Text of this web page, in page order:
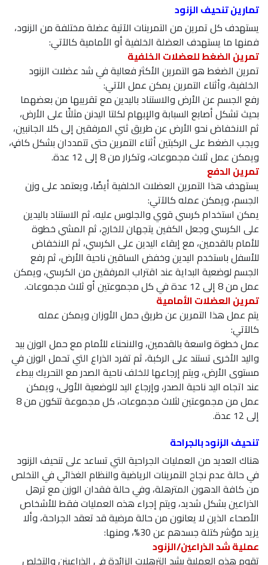
تمارين تنحيف الزنود
يستهدف كل تمرين من التمرينات الآتية عضلة مختلفة من الزنود،
فمنها ما يستهدف العضلة الخلفية أو الأمامية كالآتي:
تمرين الضغط للعضلات الخلفية
تمرين الضغط هو التمرين الأكثر فعالية في شد عضلات الزنود
الخلفية، وأثناء التمرين يمكن عمل الآتي:
رفع الجسم عن الأرض والاستناد باليدين مع تقريبها من بعضهما
بحيث تشكل أصابع السبابة والإبهام لكلتا اليدنن مثلثًا على الأرض،
ثم الانخفاض نحو الأرض عن طريق ثني المرفقين إلى كلا الجانبين،
ويجب الضغط على الركبتين أثناء التمرين حتى تتمددان بشكل كافٍ،
ويمكن عمل ثلاث مجموعات، وتكرار من 8 إلى 12 عدة.
تمرين الدفع
يستهدف هذا التمرين العضلات الخلفية أيضًا، ويعتمد على وزن
الجسم، ويمكن عمله كالآتي:
يمكن استخدام كرسي قوي والجلوس عليه، ثم الاستناد باليدين
على الكرسي وجعل الكفين يتجهان للخارج، ثم المشي خطوة
للأمام بالقدمين، مع إبقاء اليدين على الكرسي، ثم الانخفاض
للأسفل باستخدم اليدين وخفض الساقين ناحية الأرض، ثم رفع
الجسم لوضعية البداية عند اقتراب المرفقين من الكرسي، ويمكن
عمل من 8 إلى 12 عدة في كل مجموعتين أو ثلاث مجموعات.
تمرين العضلات الأمامية
يتم عمل هذا التمرين عن طريق حمل الأوزان ويمكن عمله
كالآتي:
عمل خطوة واسعة بالقدمين، والانحناء للأمام مع حمل الوزن بيد
واليد الأخرى تستند على الركبة، ثم تفرد الذراع التي تحمل الوزن في
مستوى الأرض، ويتم إرجاعها للخلف ناحية الصدر مع التحريك ببطء
عند اتجاه اليد ناحية الصدر، وإرجاع اليد للوضعية الأولى، ويمكن
عمل من مجموعتين لثلاث مجموعات، كل مجموعة تتكون من 8
إلى 12 عدة.
تنحيف الزنود بالجراحة
هناك العديد من العمليات الجراحية التي تساعد على تنحيف الزنود
في حالة عدم نجاح التمرينات الرياضية والنظام الغذائي في التخلص
من كافة الدهون المترهلة، وفي حالة فقدان الوزن مع ترهل
الذراعين بشكل شديد، ويتم إجراء هذه العمليات فقط للأشخاص
الأصحاء الذين لا يعانون من حالة مرضية قد تعقد الجراحة، وألا
يزيد مؤشر كتلة جسدهم عن 30%، ومنها:
عملية شد الذراعين/الزنود
تقوم هذه العملية بشد الترهلات الزائدة في الذراعينن والتخلص